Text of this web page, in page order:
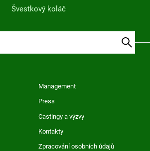
Švestkový koláč
Management
Press
Castingy a výzvy
Kontakty
Zpracování osobních údajů